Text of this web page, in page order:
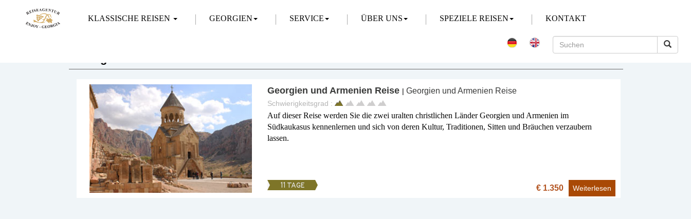
KLASSISCHE REISEN GEORGIEN SERVICE ÜBER UNS SPEZIELE REISEN KONTAKT
Georgien und Armenien Reise | Georgien und Armenien Reise
Schwierigkeitsgrad :
Auf dieser Reise werden Sie die zwei uralten christlichen Länder Georgien und Armenien im
Südkaukasus kennenlernen und sich von deren Kultur, Traditionen, Sitten und Bräuchen verzaubern
lassen.
11 TAGE € 1.350 Weiterlesen